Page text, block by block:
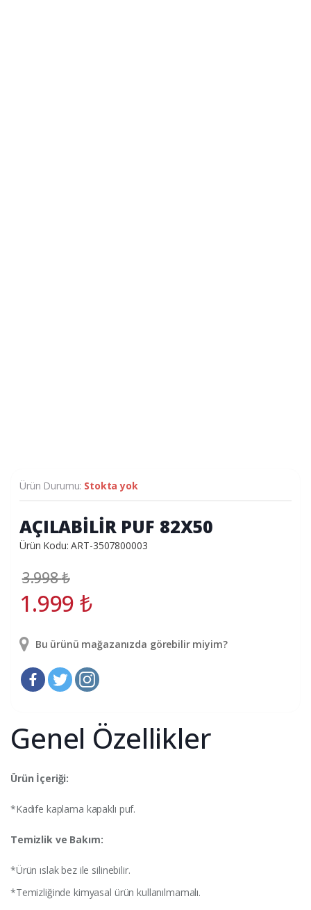
Ürün Durumu: Stokta yok
AÇILABİLİR PUF 82X50
Ürün Kodu: ART-3507800003
3.998₺
1.999₺
Bu ürünü mağazanızda görebilir miyim?
Genel Özellikler
Ürün İçeriği:
*Kadife kaplama kapaklı puf.
Temizlik ve Bakım:
*Ürün ıslak bez ile silinebilir.
*Temizliğinde kimyasal ürün kullanılmamalı.